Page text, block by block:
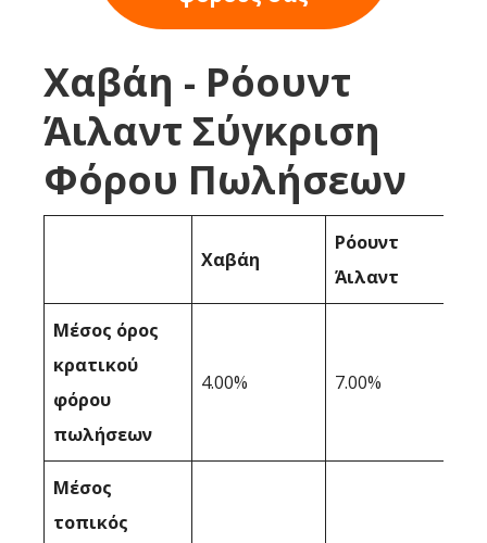
Χαβάη - Ρόουντ
Άιλαντ Σύγκριση
Φόρου Πωλήσεων
Χαβάη
Ρόουντ
Άιλαντ
Μέσος όρος
κρατικού
φόρου
πωλήσεων
4.00% 7.00%
Μέσος
τοπικός